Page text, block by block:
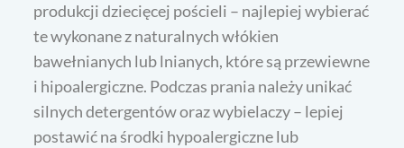
produkcji dziecięcej pościeli – najlepiej wybierać
te wykonane z naturalnych włókien
bawełnianych lub lnianych, które są przewiewne
i hipoalergiczne. Podczas prania należy unikać
silnych detergentów oraz wybielaczy – lepiej
postawić na środki hypoalergiczne lub